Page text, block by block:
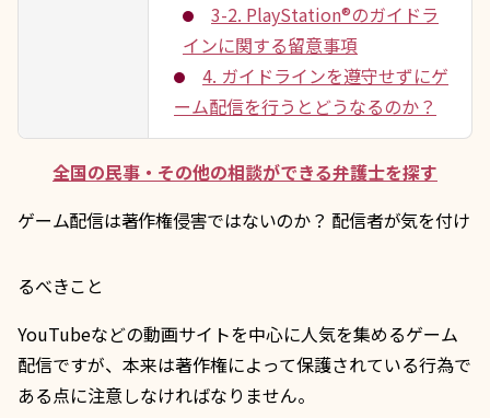
3-2. PlayStation®のガイドラ
インに関する留意事項
4. ガイドラインを遵守せずにゲ
ーム配信を行うとどうなるのか？
全国の民事・その他の相談ができる弁護士を探す
ゲーム配信は著作権侵害ではないのか？ 配信者が気を付け
るべきこと
YouTubeなどの動画サイトを中心に人気を集めるゲーム
配信ですが、本来は著作権によって保護されている行為で
ある点に注意しなければなりません。